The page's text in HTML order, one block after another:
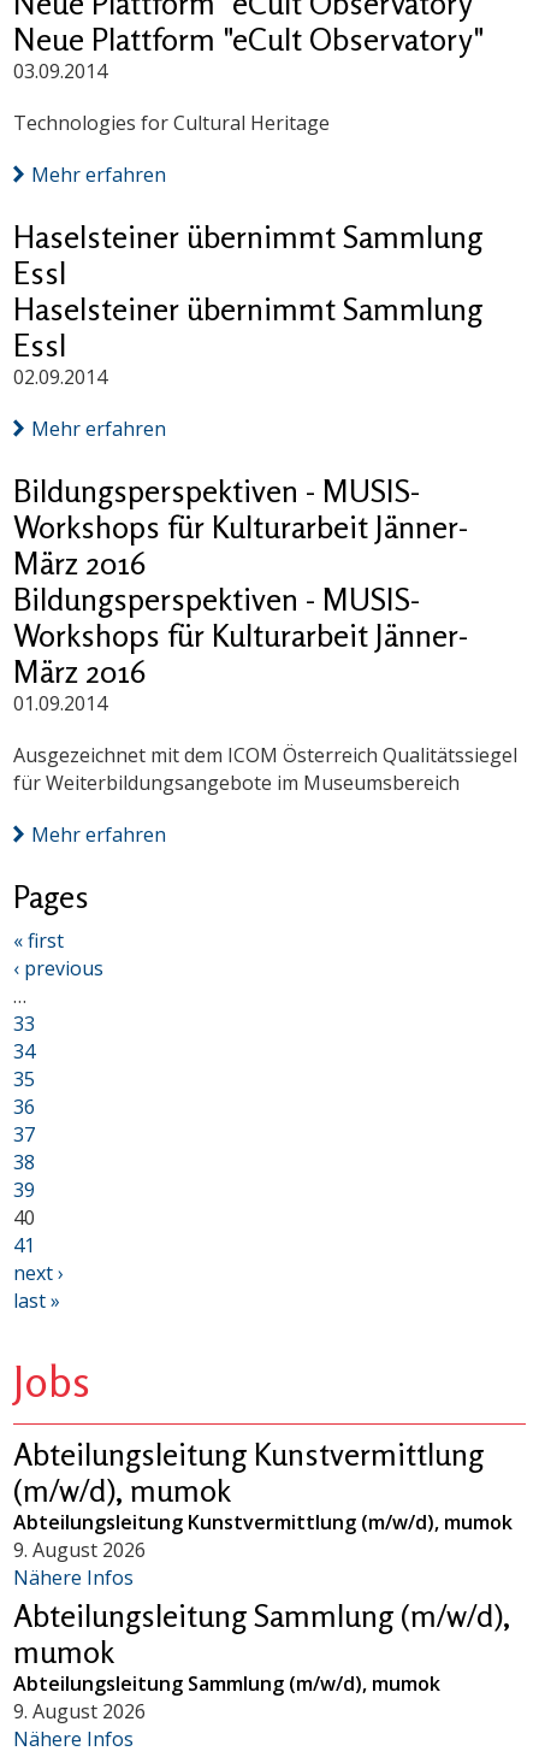
Neue Plattform "eCult Observatory"
03.09.2014
Technologies for Cultural Heritage
Mehr erfahren
Haselsteiner übernimmt Sammlung
Essl
Haselsteiner übernimmt Sammlung
Essl
02.09.2014
Mehr erfahren
Bildungsperspektiven - MUSIS-
Workshops für Kulturarbeit Jänner-
März 2016
Bildungsperspektiven - MUSIS-
Workshops für Kulturarbeit Jänner-
März 2016
01.09.2014
Ausgezeichnet mit dem ICOM Österreich Qualitätssiegel
für Weiterbildungsangebote im Museumsbereich
Mehr erfahren
Pages
« first
‹ previous
…
33
34
35
36
37
38
39
40
41
next ›
last »
Jobs
Abteilungsleitung Kunstvermittlung
(m/w/d), mumok
Abteilungsleitung Kunstvermittlung (m/w/d), mumok
9. August 2026
Nähere Infos
Abteilungsleitung Sammlung (m/w/d),
mumok
Abteilungsleitung Sammlung (m/w/d), mumok
9. August 2026
Nähere Infos